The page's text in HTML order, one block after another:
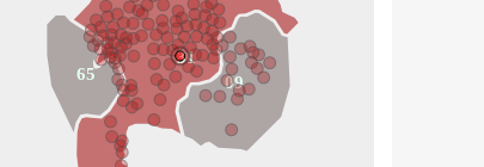
31
09
65